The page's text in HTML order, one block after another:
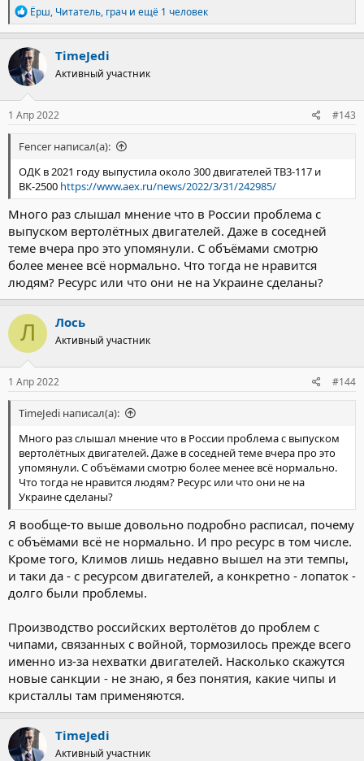
Р
е
а
к
ц
и
и
:
Ёрш, Читатель, грач и ещё 1 человек
TimeJedi
Активный участник
1 Апр 2022 #143
Fencer написал(а):
ОДК в 2021 году выпустила около 300 двигателей ТВ3-117 и
ВК-2500 https://www.aex.ru/news/2022/3/31/242985/
Много раз слышал мнение что в России проблема с
выпуском вертолётных двигателей. Даже в соседней
теме вчера про это упомянули. С объёмами смотрю
более менее всё нормально. Что тогда не нравится
людям? Ресурс или что они не на Украине сделаны?
Л Лось
Активный участник
1 Апр 2022 #144
TimeJedi написал(а):
Много раз слышал мнение что в России проблема с выпуском
вертолётных двигателей. Даже в соседней теме вчера про это
упомянули. С объёмами смотрю более менее всё нормально.
Что тогда не нравится людям? Ресурс или что они не на
Украине сделаны?
Я вообще-то выше довольно подробно расписал, почему
с объёмами всё не нормально. И про ресурс в том числе.
Кроме того, Климов лишь недавно вышел на эти темпы,
и таки да - с ресурсом двигателей, а конкретно - лопаток -
долго были проблемы.
Производство российских вертолётов до проблем с
чипами, связанных с войной, тормозилось прежде всего
именно из-за нехватки двигателей. Насколько скажутся
новые санкции - не знаю, я без понятия, какие чипы и
кристаллы там применяются.
TimeJedi
Активный участник